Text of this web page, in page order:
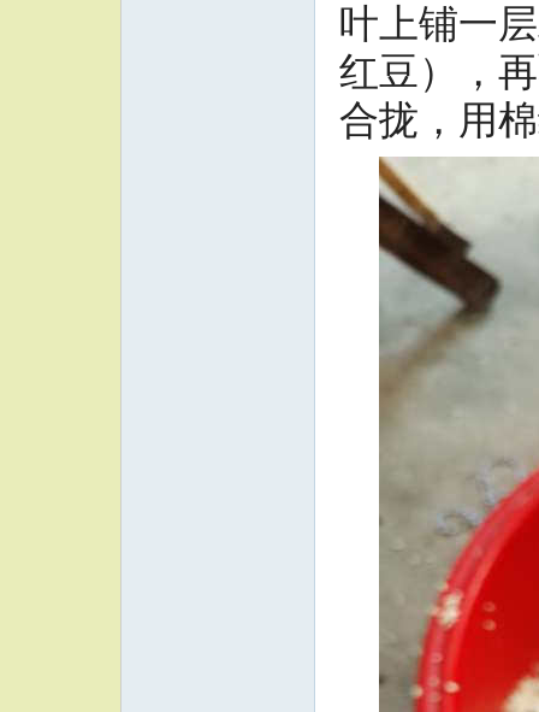
叶上铺一
红豆），
合拢，用